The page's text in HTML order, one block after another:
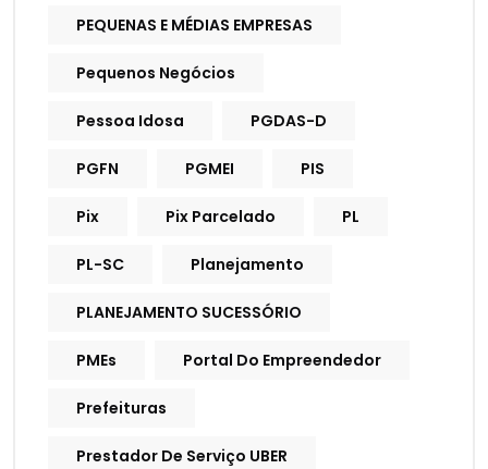
PEQUENAS E MÉDIAS EMPRESAS
Pequenos Negócios
Pessoa Idosa PGDAS-D
PGFN PGMEI PIS
Pix Pix Parcelado PL
PL-SC Planejamento
PLANEJAMENTO SUCESSÓRIO
PMEs Portal Do Empreendedor
Prefeituras
Prestador De Serviço UBER